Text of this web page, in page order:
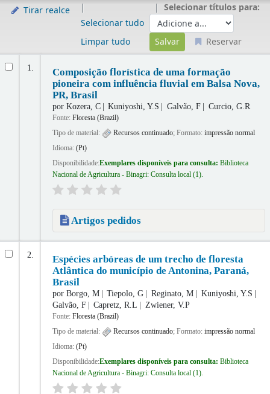
Tirar realce
Selecionar tudo
Limpar tudo
Selecionar títulos para:
Reservar
1.
Composição florística de uma formação
pioneira com influência fluvial em Balsa Nova,
PR, Brasil
por Kozera, C Kuniyoshi, Y.S Galvão, F Curcio, G.R
Fonte: Floresta (Brazil)
Tipo de material:
Recursos continuado; Formato: impressão normal
Idioma: (Pt)
Disponibilidade:Exemplares disponíveis para consulta: Biblioteca
Nacional de Agricultura - Binagri: Consulta local (1).
Artigos pedidos
2.
Espécies arbóreas de um trecho de floresta
Atlântica do município de Antonina, Paraná,
Brasil
por Borgo, M Tiepolo, G Reginato, M
Kuniyoshi, Y.S
Galvão, F
Capretz, R.L Zwiener, V.P
Fonte: Floresta (Brazil)
Tipo de material:
Recursos continuado; Formato: impressão normal
Idioma: (Pt)
Disponibilidade:Exemplares disponíveis para consulta: Biblioteca
Nacional de Agricultura - Binagri: Consulta local (1).